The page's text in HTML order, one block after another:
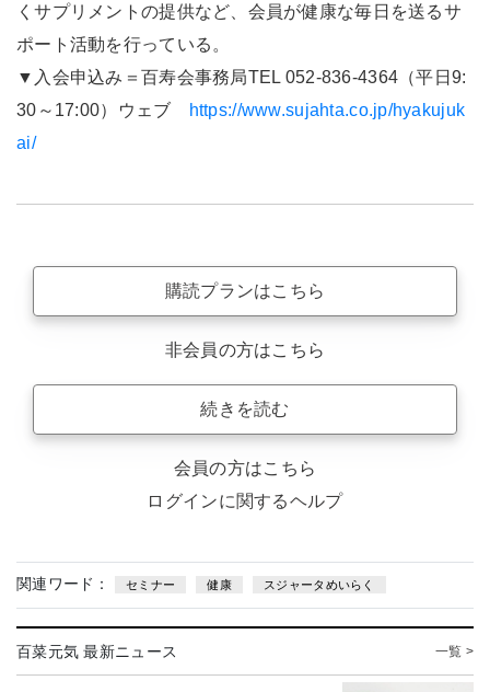
くサプリメントの提供など、会員が健康な毎日を送るサ
ポート活動を行っている。
▼入会申込み＝百寿会事務局TEL 052-836-4364（平日9:
30～17:00）ウェブ
https://www.sujahta.co.jp/hyakujuk
ai/
購読プランはこちら
非会員の方はこちら
続きを読む
会員の方はこちら
ログインに関するヘルプ
関連ワード： セミナー 健康 スジャータめいらく
百菜元気 最新ニュース 一覧 >